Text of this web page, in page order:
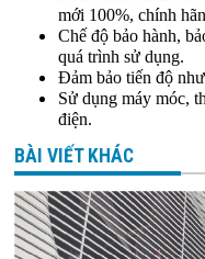
mới 100%, chính
Chế độ bảo hành,
quá trình sử dụng.
Đảm bảo tiến độ
Sử dụng máy móc,
điện.
BÀI VIẾT KHÁC